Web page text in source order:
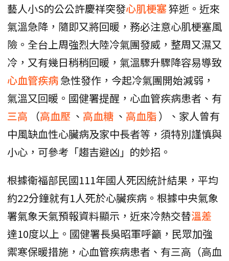
藝人小S的公公許慶祥突發心肌梗塞猝逝。近來
氣溫急降，隨即又將回暖，務必注意心肌梗塞風
險。全台上周強烈大陸冷氣團發威，整周又濕又
冷，又有幾日稍稍回暖，氣溫驟升驟降容易導致
心血管疾病急性發作，今起冷氣團開始減弱，
氣溫又回暖。國健署提醒，心血管疾病患者、有
三高
（高血壓 、 高血糖 、 高血脂）、家人曾有
中風缺血性心臟病及家中長者等，須特別謹慎與
小心，可參考「趨吉避凶」的妙招。
根據衛福部民國111年國人死因統計結果，平均
約22分鐘就有1人死於心臟疾病。根據中央氣象
署氣象天氣預報資料顯示，近來冷熱交替溫差
達10度以上。國健署長吳昭軍呼籲，民眾加強
禦寒保暖措施，心血管疾病患者、有三高（高血